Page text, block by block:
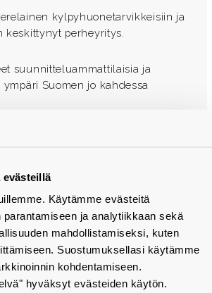
evästeillä
Käytämme evästeitä
ja analytiikkaan sekä
mahdollistamiseksi, kuten
Suostumuksellasi käytämme
kohdentamiseen.
hyväksyt evästeiden käytön.
kylpyhuonetarvikkeisiin ja
keskittynyt perheyritys.
suunnitteluammattilaisia ja
Suomen jo kahdessa
mielellämme